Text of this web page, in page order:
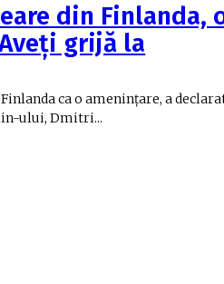
din Finlanda,
grijă la
ca o amenințare, a
ului, Dmitri...